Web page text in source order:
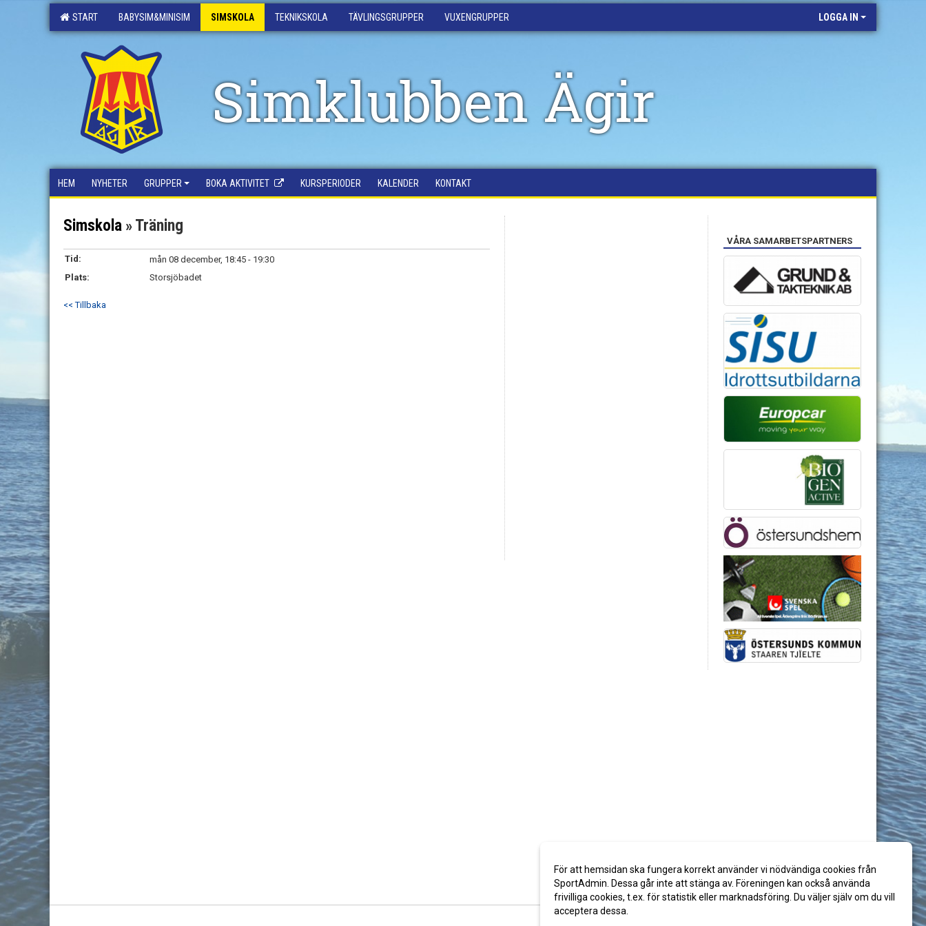
START BABYSIM&MINISIM SIMSKOLA TEKNIKSKOLA TÄVLINGSGRUPPER VUXENGRUPPER LOGGA IN
Simklubben Ägir
HEM NYHETER GRUPPER BOKA AKTIVITET KURSPERIODER KALENDER KONTAKT
Simskola » Träning
Tid:
mån 08 december, 18:45 - 19:30
Plats:
Storsjöbadet
<< Tillbaka
VÅRA SAMARBETSPARTNERS
För att hemsidan ska fungera korrekt använder vi nödvändiga cookies från
SportAdmin. Dessa går inte att stänga av. Föreningen kan också använda
frivilliga cookies, t.ex. för statistik eller marknadsföring. Du väljer själv om du vill
acceptera dessa.